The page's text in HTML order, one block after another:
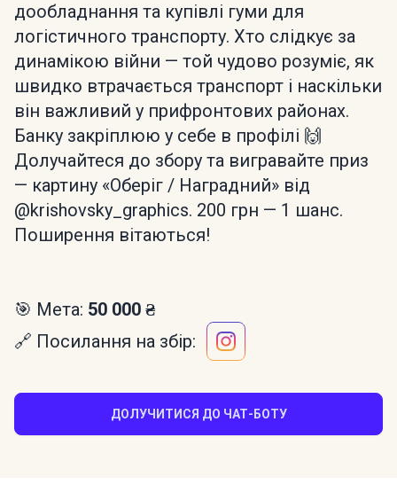
дообладнання та купівлі гуми для
логістичного транспорту. Хто слідкує за
динамікою війни — той чудово розуміє, як
швидко втрачається транспорт і наскільки
він важливий у прифронтових районах.
Банку закріплюю у себе в профілі 🙌
Долучайтеся до збору та вигравайте приз
— картину «Оберіг / Наградний» від
@krishovsky_graphics. 200 грн — 1 шанс.
Поширення вітаються!
🎯 Мета: 50 000 ₴
🔗 Посилання на збір:
ДОЛУЧИТИСЯ ДО ЧАТ-БОТУ